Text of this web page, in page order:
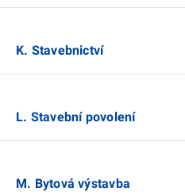
K. Stavebnictví
L. Stavební povolení
M. Bytová výstavba